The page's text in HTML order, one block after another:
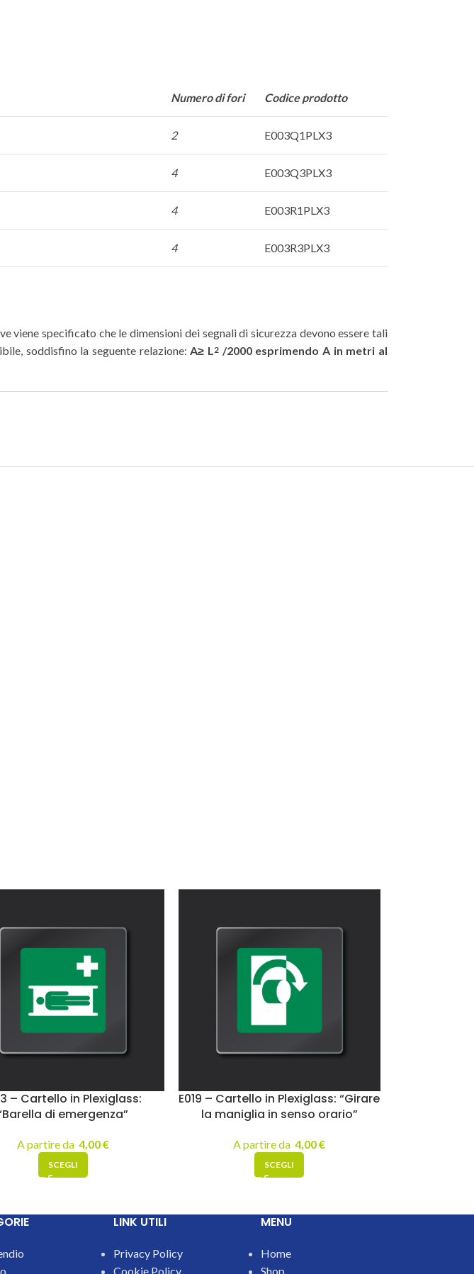
Numero di fori Codice prodotto
2 E003Q1PLX3
4 E003Q3PLX3
4 E003R1PLX3
4 E003R3PLX3
viene specificato che le dimensioni dei segnali di sicurezza devono essere tali
soddisfino la seguente relazione:A≥ L2 /2000 esprimendo A in metri al
– Cartello in Plexiglass:
di emergenza”
A partire da 4,00€
SCEGLI
E019 – Cartello in Plexiglass: “Girare
la maniglia in senso orario”
A partire da4,00€
SCEGLI
LINK UTILI
Privacy Policy
Cookie Policy
MENU
Home
Shop